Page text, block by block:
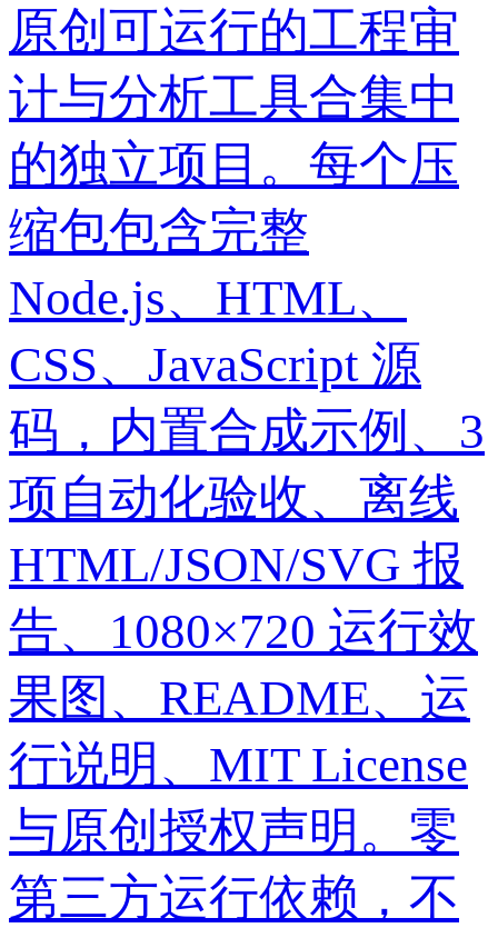
原创可运行的工程审
计与分析工具合集中
的独立项目。每个压
缩包包含完整
Node.js、HTML、
CSS、JavaScript 源
码，内置合成示例、3
项自动化验收、离线
HTML/JSON/SVG 报
告、1080×720 运行效
果图、README、运
行说明、MIT License
与原创授权声明。零
第三方运行依赖，不